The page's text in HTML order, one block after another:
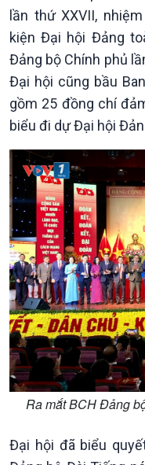
Xây dựng đảng
Đảng trong cuộc sống
Nhận diện sự thật
Pháp luật và đời sống
Kinh tế
Tin Kinh tế
Trước giờ mở cửa
Sức sống hàng Việt
lần thứ XXVII,
kiện Đại hội Đảng
Đảng bộ Chính phủ
Đại hội cũng bầu
gồm 25 đồng chí
biểu đi dự Đại hội
Ra mắt BCH Đảng
Đại hội đã biểu